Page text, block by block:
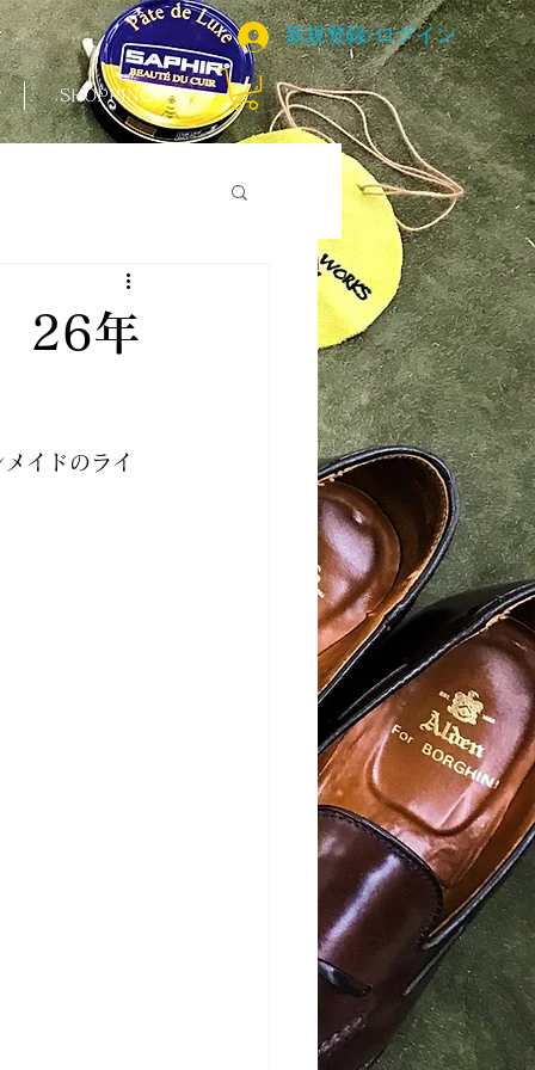
新規登録/ログイン
SHOPPING
26年
イドのライ